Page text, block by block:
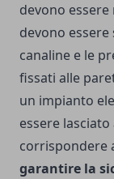
devono essere
devono
canaline e le
fissati alle
un impianto
essere
corrispondere
garantire la